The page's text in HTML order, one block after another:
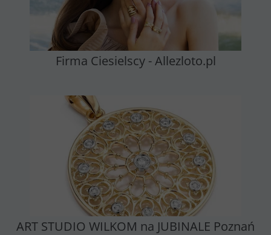
Firma Ciesielscy - Allezloto.pl
ART STUDIO WILKOM na JUBINALE Poznań